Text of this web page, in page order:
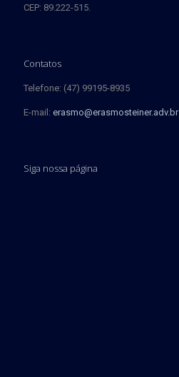
CEP: 89.222-515.
Contatos
Telefone: (47) 99195-8935
E-mail: erasmo@erasmosteiner.adv.br
Siga nossa página